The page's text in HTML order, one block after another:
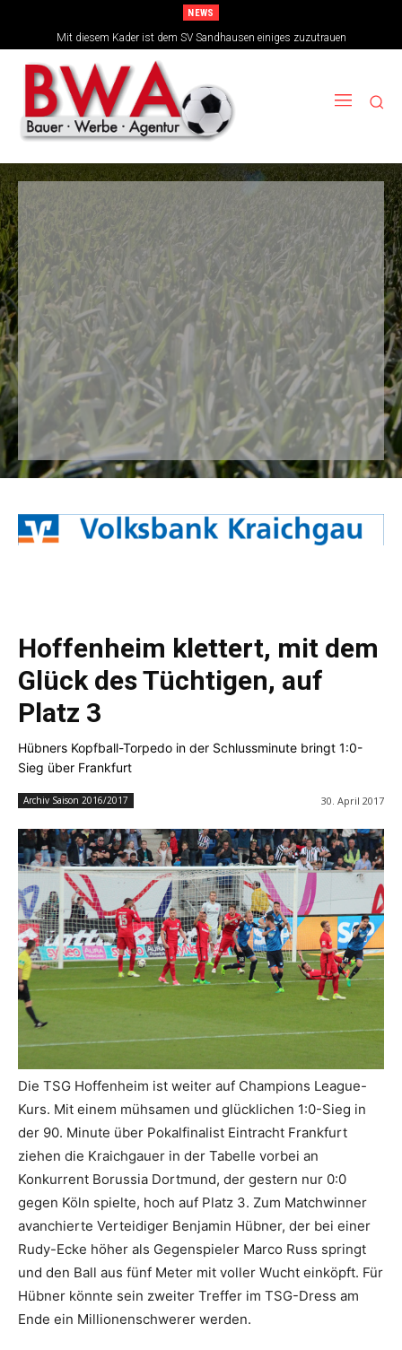
NEWS
Mit diesem Kader ist dem SV Sandhausen einiges zuzutrauen
TSG-Erfolgsarchitekten sehen sich für den Tanz auf drei Hochzeiten gut
aufgestellt
Hoffenheim klettert, mit dem
Glück des Tüchtigen, auf
Platz 3
Hübners Kopfball-Torpedo in der Schlussminute bringt 1:0-
Sieg über Frankfurt
Archiv Saison 2016/2017 30. April 2017
Die TSG Hoffenheim ist weiter auf Champions League-
Kurs. Mit einem mühsamen und glücklichen 1:0-Sieg in
der 90. Minute über Pokalfinalist Eintracht Frankfurt
ziehen die Kraichgauer in der Tabelle vorbei an
Konkurrent Borussia Dortmund, der gestern nur 0:0
gegen Köln spielte, hoch auf Platz 3. Zum Matchwinner
avanchierte Verteidiger Benjamin Hübner, der bei einer
Rudy-Ecke höher als Gegenspieler Marco Russ springt
und den Ball aus fünf Meter mit voller Wucht einköpft. Für
Hübner könnte sein zweiter Treffer im TSG-Dress am
Ende ein Millionenschwerer werden.